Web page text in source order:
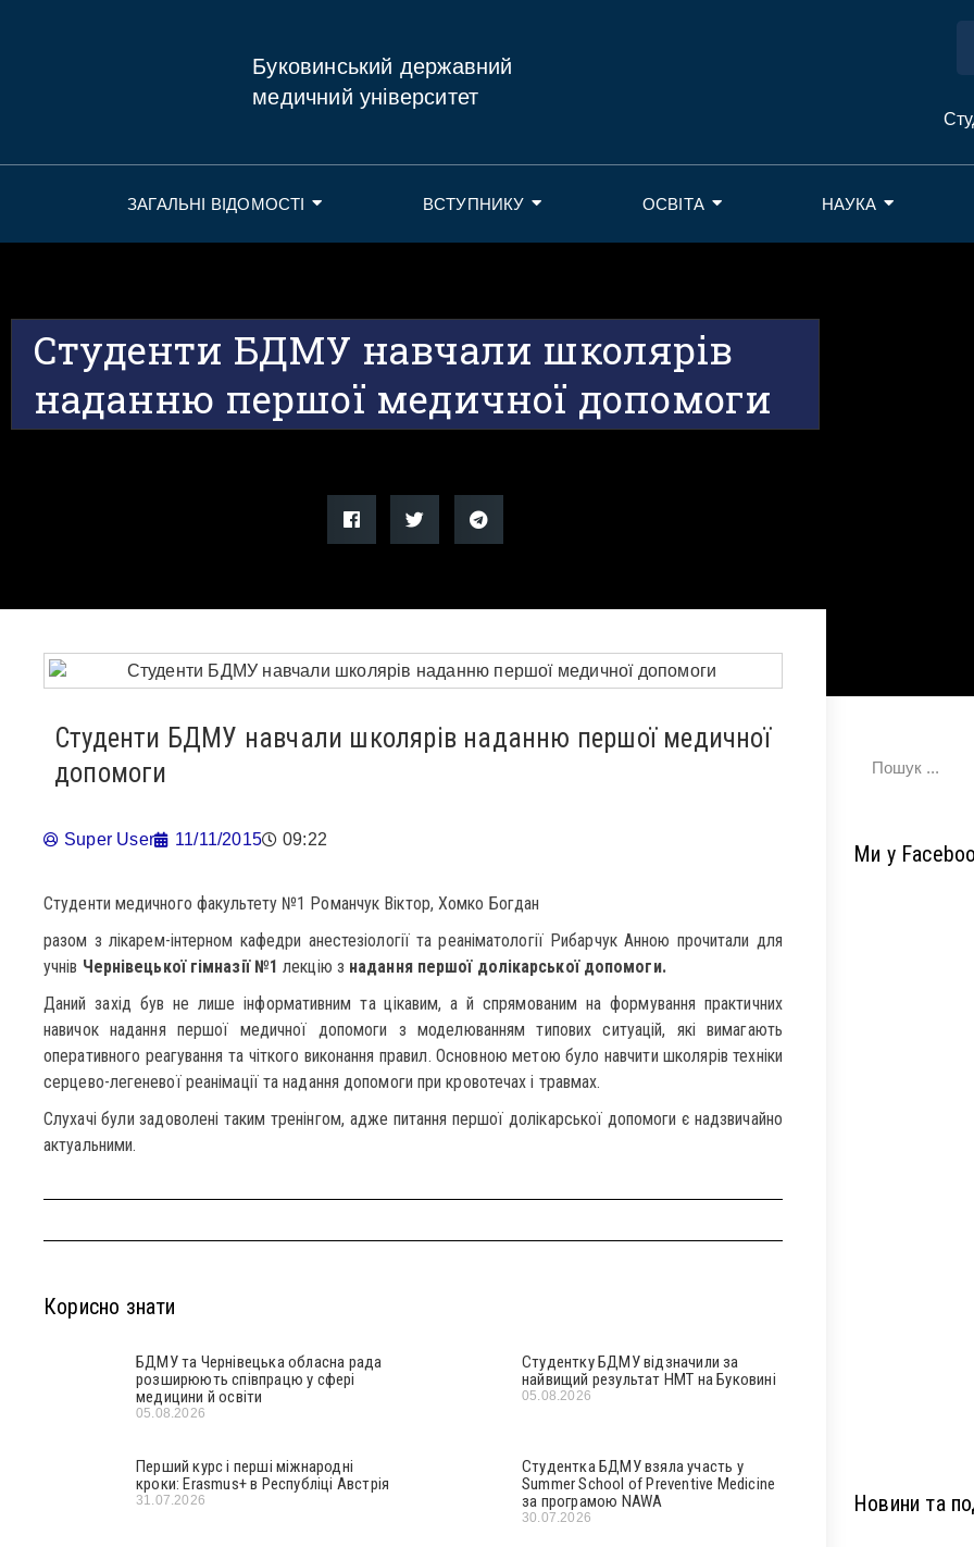
Буковинський державний
медичний університет
ЗАГАЛЬНІ ВІДОМОСТІ ВСТУПНИКУ ОСВІТА НАУКА
Студенти БДМУ навчали школярів
наданню першої медичної допомоги
Студенти БДМУ навчали школярів наданню першої медичної
допомоги
Super User 11/11/2015 09:22
Студенти медичного факультету №1 Романчук Віктор, Хомко Богдан
разом з лікарем-інтерном кафедри анестезіології та реаніматології Рибарчук Анною прочитали для
учнів Чернівецької гімназії №1 лекцію з надання першої долікарської допомоги.
Даний захід був не лише інформативним та цікавим, а й спрямованим на формування практичних
навичок надання першої медичної допомоги з моделюванням типових ситуацій, які вимагають
оперативного реагування та чіткого виконання правил. Основною метою було навчити школярів техніки
серцево-легеневої реанімації та надання допомоги при кровотечах і травмах.
Слухачі були задоволені таким тренінгом, адже питання першої долікарської допомоги є надзвичайно
актуальними.
Корисно знати
БДМУ та Чернівецька обласна рада
розширюють співпрацю у сфері
медицини й освіти
05.08.2026
Студентку БДМУ відзначили за
найвищий результат НМТ на Буковині
05.08.2026
Перший курс і перші міжнародні
кроки: Erasmus+ в Республіці Австрія
31.07.2026
Студентка БДМУ взяла участь у
Summer School of Preventive Medicine
за програмою NAWA
30.07.2026
Ми у
Новини та